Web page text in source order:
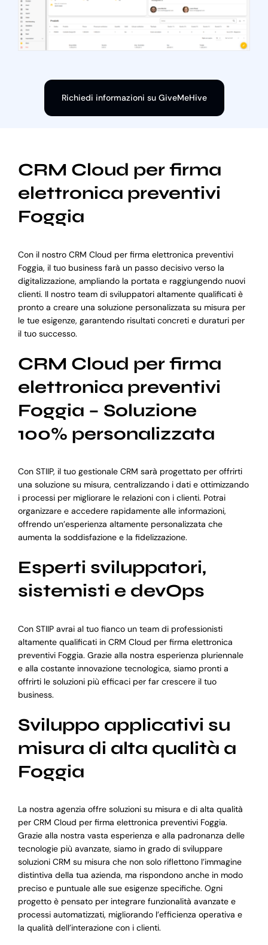
Richiedi informazioni su GiveMeHive
CRM Cloud per firma
elettronica preventivi
Foggia
Con il nostro CRM Cloud per firma elettronica preventivi
Foggia, il tuo business farà un passo decisivo verso la
digitalizzazione, ampliando la portata e raggiungendo nuovi
clienti. Il nostro team di sviluppatori altamente qualificati è
pronto a creare una soluzione personalizzata su misura per
le tue esigenze, garantendo risultati concreti e duraturi per
il tuo successo.
CRM Cloud per firma
elettronica preventivi
Foggia – Soluzione
100% personalizzata
Con STIIP, il tuo gestionale CRM sarà progettato per offrirti
una soluzione su misura, centralizzando i dati e ottimizzando
i processi per migliorare le relazioni con i clienti. Potrai
organizzare e accedere rapidamente alle informazioni,
offrendo un’esperienza altamente personalizzata che
aumenta la soddisfazione e la fidelizzazione.
Esperti sviluppatori,
sistemisti e devOps
Con STIIP avrai al tuo fianco un team di professionisti
altamente qualificati in CRM Cloud per firma elettronica
preventivi Foggia. Grazie alla nostra esperienza pluriennale
e alla costante innovazione tecnologica, siamo pronti a
offrirti le soluzioni più efficaci per far crescere il tuo
business.
Sviluppo applicativi su
misura di alta qualità a
Foggia
La nostra agenzia offre soluzioni su misura e di alta qualità
per CRM Cloud per firma elettronica preventivi Foggia.
Grazie alla nostra vasta esperienza e alla padronanza delle
tecnologie più avanzate, siamo in grado di sviluppare
soluzioni CRM su misura che non solo riflettono l’immagine
distintiva della tua azienda, ma rispondono anche in modo
preciso e puntuale alle sue esigenze specifiche. Ogni
progetto è pensato per integrare funzionalità avanzate e
processi automatizzati, migliorando l’efficienza operativa e
la qualità dell’interazione con i clienti.